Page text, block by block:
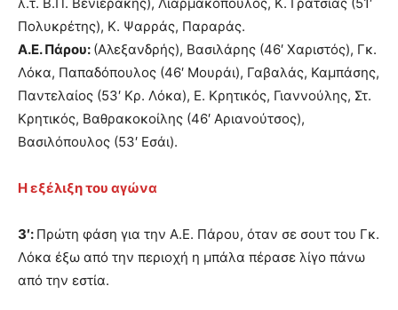
Πολυκρέτης), Κ. Ψαρράς, Παραράς.
Α.Ε. Πάρου: (Αλεξανδρής), Βασιλάρης (46′ Χαριστός), Γκ.
Λόκα, Παπαδόπουλος (46′ Μουράι), Γαβαλάς, Καμπάσης,
Παντελαίος (53′ Κρ. Λόκα), Ε. Κρητικός, Γιαννούλης, Στ.
Κρητικός, Βαθρακοκοίλης (46′ Αριανούτσος),
Βασιλόπουλος (53′ Εσάι).
Η εξέλιξη του αγώνα
3′: Πρώτη φάση για την Α.Ε. Πάρου, όταν σε σουτ του Γκ.
Λόκα έξω από την περιοχή η μπάλα πέρασε λίγο πάνω
από την εστία.